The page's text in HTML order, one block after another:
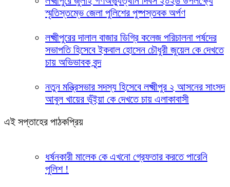
স্মৃতিস্তম্ভে জেলা পুলিশের পুষ্পস্তবক অর্পণ
লক্ষ্মীপুরের দালাল বাজার ডিগ্রি কলেজ পরিচালনা পর্ষদের
সভাপতি হিসেবে ইকবাল হোসেন চৌধুরী জুয়েল কে দেখতে
চায় অভিভাবক বৃন্দ
নতুন মন্ত্রিসভার সদস্য হিসেবে লক্ষ্মীপুর ২ আসনের সাংসদ
আবুল খায়ের ভূঁইয়া কে দেখতে চায় এলাকাবাসী
এই সপ্তাহের পাঠকপ্রিয়
ধর্ষনকারী মালেক কে এখনো গ্রেফতার করতে পারেনি
পুলিশ !